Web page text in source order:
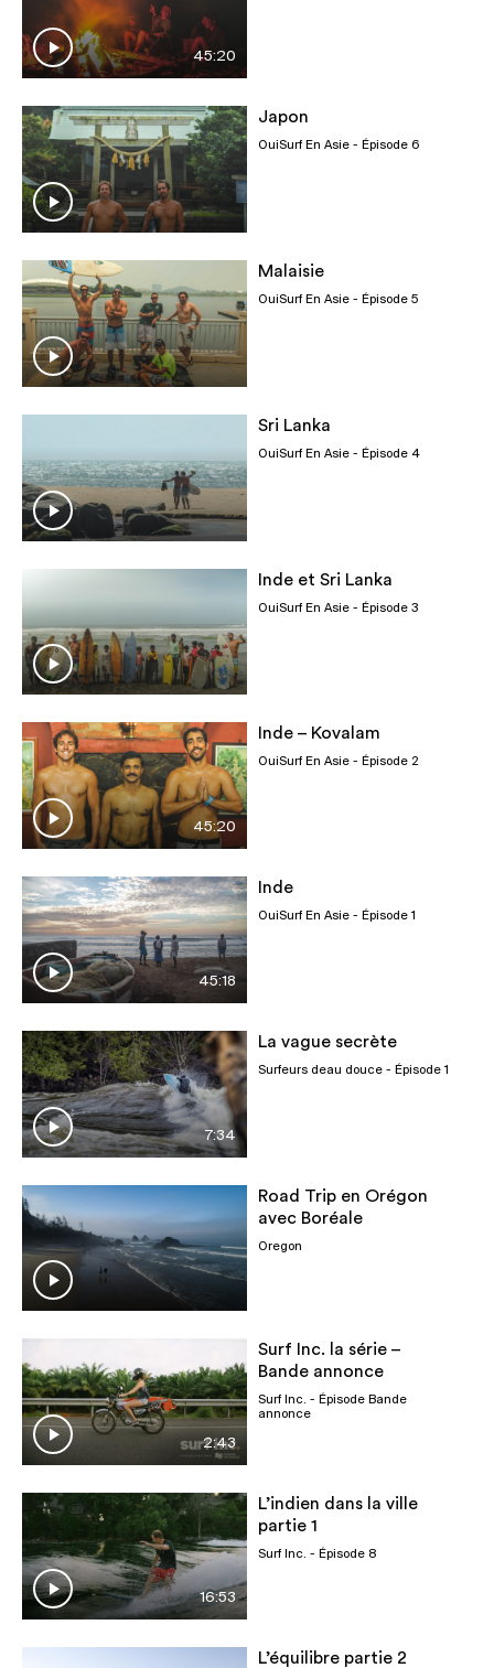
45:20
Japon
OuiSurf En Asie - Épisode 6
Malaisie
OuiSurf En Asie - Épisode 5
Sri Lanka
OuiSurf En Asie - Épisode 4
Inde et Sri Lanka
OuiSurf En Asie - Épisode 3
45:20
Inde – Kovalam
OuiSurf En Asie - Épisode 2
45:18
Inde
OuiSurf En Asie - Épisode 1
7:34
La vague secrète
Surfeurs deau douce - Épisode 1
Road Trip en Orégon
avec Boréale
Oregon
2:43
Surf Inc. la série –
Bande annonce
Surf Inc. - Épisode Bande
annonce
16:53
L’indien dans la ville
partie 1
Surf Inc. - Épisode 8
L’équilibre partie 2